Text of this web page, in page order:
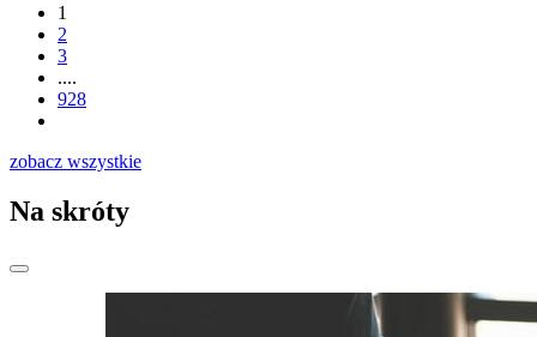
1
2
3
....
928
zobacz wszystkie
Na skróty